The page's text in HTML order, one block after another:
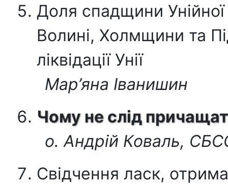
Доля спадщини
Волині, Холмщини та
ліквідації Унії
Мар’яна Іванишин
Чому не слід
о. Андрій Коваль,
Свідчення ласк,